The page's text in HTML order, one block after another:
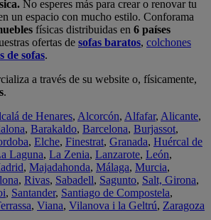
No esperes más para crear o renovar tu
un espacio con mucho estilo. Conforama
físicas distribuidas en 6 países
ofertas de sofas baratos, colchones
de sofas.
a través de su website o, físicamente,
.
de Henares, Alcorcón, Alfafar, Alicante,
, Barakaldo, Barcelona, Burjassot,
, Elche, Finestrat, Granada, Huércal de
Laguna, La Zenia, Lanzarote, León,
, Majadahonda, Málaga, Murcia,
, Rivas, Sabadell, Sagunto, Salt, Girona,
, Santander, Santiago de Compostela,
, Viana, Vilanova i la Geltrú, Zaragoza